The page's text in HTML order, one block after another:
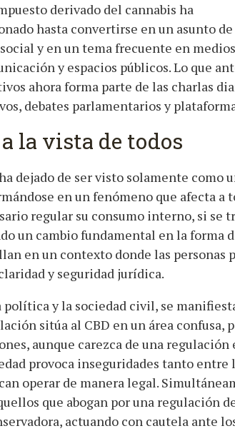
derivado del cannabis ha
hasta convertirse en un asunto de
y en un tema frecuente en medios
y espacios públicos. Lo que
ahora forma parte de las charlas
debates parlamentarios y
a la vista de todos
dejado de ser visto solamente como
en un fenómeno que afecta a
regular su consumo interno, si se
un cambio fundamental en la forma
en un contexto donde las personas
y seguridad jurídica.
y la sociedad civil, se
sitúa al CBD en un área
aunque carezca de una
provoca inseguridades tanto
operar de manera legal.
que abogan por una regulación
actuando con cautela ante